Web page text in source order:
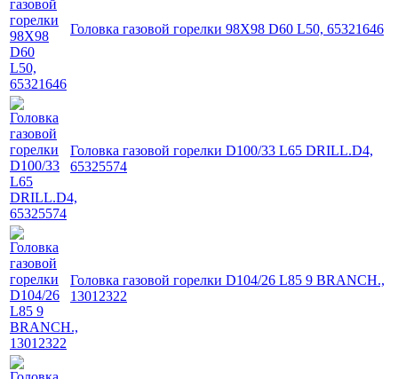
Головка газовой горелки 98X98 D60 L50, 65321646
Головка газовой горелки D100/33 L65 DRILL.D4,
65325574
Головка газовой горелки D104/26 L85 9 BRANCH.,
13012322